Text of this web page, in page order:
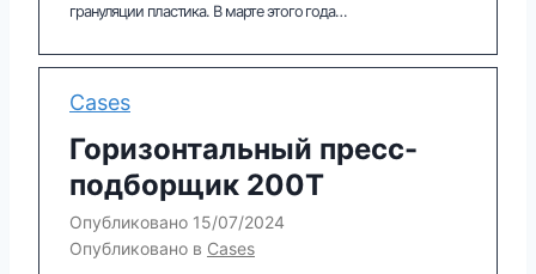
грануляции пластика. В марте этого года…
Cases
Горизонтальный пресс-
подборщик 200T
Опубликовано 15/07/2024
Опубликовано в Cases